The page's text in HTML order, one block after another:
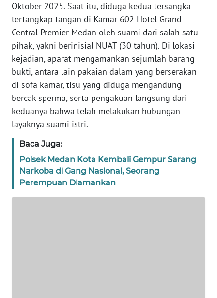
Oktober 2025. Saat itu, diduga kedua tersangka
tertangkap tangan di Kamar 602 Hotel Grand
Central Premier Medan oleh suami dari salah satu
pihak, yakni berinisial NUAT (30 tahun). Di lokasi
kejadian, aparat mengamankan sejumlah barang
bukti, antara lain pakaian dalam yang berserakan
di sofa kamar, tisu yang diduga mengandung
bercak sperma, serta pengakuan langsung dari
keduanya bahwa telah melakukan hubungan
layaknya suami istri.
Baca Juga:
Polsek Medan Kota Kembali Gempur Sarang
Narkoba di Gang Nasional, Seorang
Perempuan Diamankan
DISCLAIMER
Wahana
News
Regional
WN
SUMUT
WN
WN
JABAR
WN